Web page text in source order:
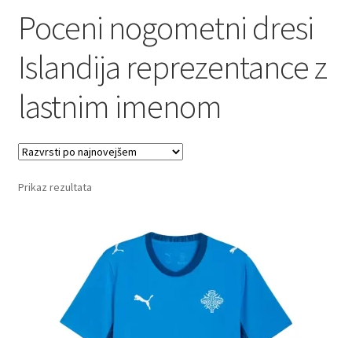
Kontaktiraj nas
Košarica
Poceni nogometni dresi
Islandija reprezentance z
lastnim imenom
Prikaz rezultata